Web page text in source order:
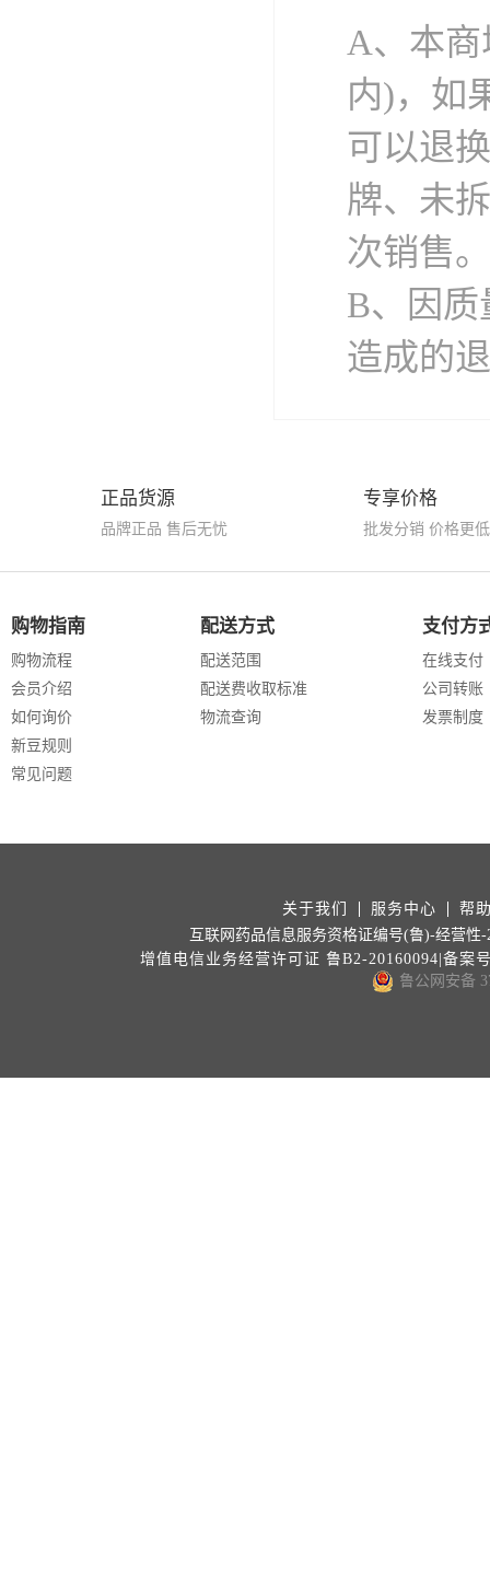
A、本
内)，如
可以退
牌、未
次销售。
B、因
造成的
正品货源
品牌正品 售后无忧
专享价格
批发分销 价格更低
购物指南
购物流程
会员介绍
如何询价
新豆规则
常见问题
配送方式
配送范围
配送费收取标准
物流查询
支付方
在线支付
公司转账
发票制度
关于我们 服务中心
帮
互联网药品信息服务资格证编号(鲁)-经营性-
增值电信业务经营许可证 鲁B2-20160094|备案
鲁公网安备